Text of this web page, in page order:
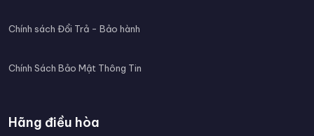
Chính sách Đổi Trả - Bảo hành
Chính Sách Bảo Mật Thông Tin
Hãng điều hòa